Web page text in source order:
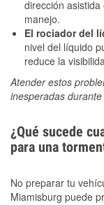
dirección
manejo.
El rociador del
nivel del líquido
reduce la
Atender estos
inesperadas
¿Qué sucede
para una
No preparar tu
Miamisburg puede